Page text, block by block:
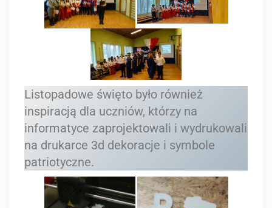
Listopadowe święto było również
inspiracją dla uczniów, którzy na
informatyce zaprojektowali i wydrukowali
na drukarce 3d dekoracje i symbole
patriotyczne.